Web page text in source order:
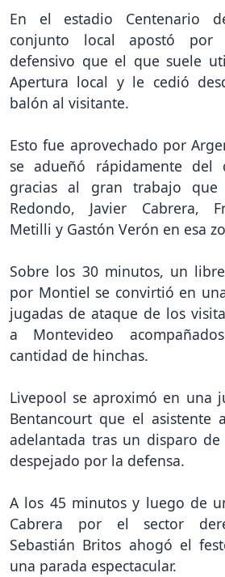
En el estadio Centenario
conjunto local apostó por
defensivo que el que suele
Apertura local y le cedió
balón al visitante.
Esto fue aprovechado por
se adueñó rápidamente del
gracias al gran trabajo que
Redondo, Javier Cabrera,
Metilli y Gastón Verón en esa
Sobre los 30 minutos, un
por Montiel se convirtió en
jugadas de ataque de los
a Montevideo
cantidad de hinchas.
Livepool se aproximó en una
Bentancourt que el asistente
adelantada tras un disparo
despejado por la defensa.
A los 45 minutos y luego de
Cabrera por el sector
Sebastián Britos ahogó el
una parada espectacular.